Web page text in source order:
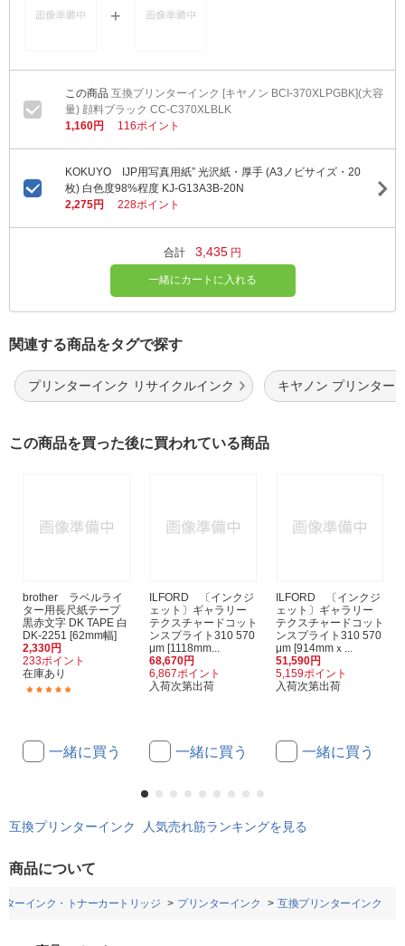
互換プリンターインク [キヤノン BCI-370XLPGBK](大容
量) 顔料ブラック CC-C370XLBLK
1,160円
116ポイント
KOKUYO IJP用写真用紙” 光沢紙・厚手 (A3ノビサイズ・20
枚) 白色度98%程度 KJ-G13A3B-20N
2,275円
228ポイント
合計 3,435 円
一緒にカートに入れる
関連する商品をタグで探す
プリンターインク リサイクルインク キヤノン プリンター
この商品を買った後に買われている商品
brother ラベルライ
ター用長尺紙テープ
黒赤文字 DK TAPE 白
DK-2251 [62mm幅]
2,330円
233ポイント
在庫あり
一緒に買う
ILFORD 〔インクジ
ェット〕ギャラリー
テクスチャードコット
ンスプライト310 570
μm [1118mm...
68,670円
6,867ポイント
入荷次第出荷
一緒に買う
ILFORD 〔インクジ
ェット〕ギャラリー
テクスチャードコット
ンスプライト310 570
μm [914mmｘ...
51,590円
5,159ポイント
入荷次第出荷
一緒に買う
互換プリンターインク 人気売れ筋ランキングを見る
商品について
ターインク・トナーカートリッジ プリンターインク 互換プリンターインク